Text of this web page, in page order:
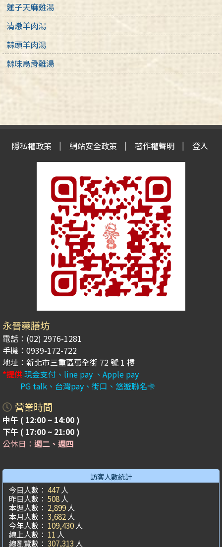
蓮子天麻雞湯
清燉羊肉湯
蒜頭羊肉湯
蒜味烏骨雞湯
隱私權政策 網站安全政策 著作權聲明 登入
永晉藥膳坊
電話：(02) 2976-1281
手機：0939-172-722
地址：新北市三重區萬全街 72 號 1 樓
*提供現金支付、line pay 、Apple pay
PG talk、台灣pay、街口、悠遊聯名卡
營業時間
中午 ( 12:00 ~ 14:00 )
下午 ( 17:00 ~ 21:00 )
公休日： 週二、週四
訪客人數統計
今日人數： 447 人
昨日人數： 508 人
本週人數： 2,899 人
本月人數： 3,682 人
今年人數： 109,430 人
線上人數： 11 人
總瀏覽數： 307,313 人